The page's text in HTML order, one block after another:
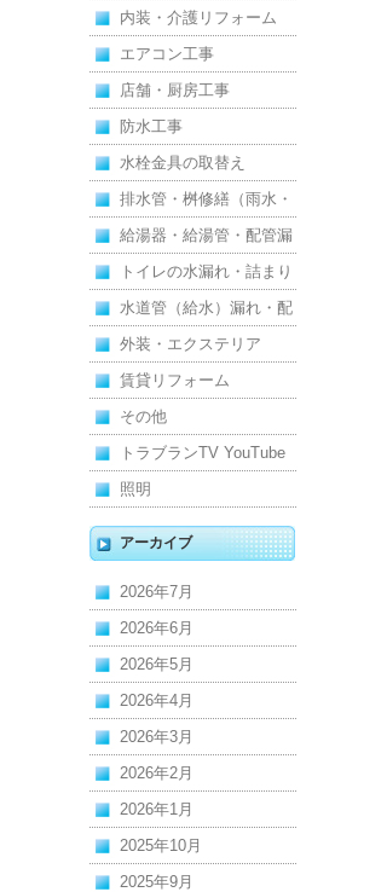
内装・介護リフォーム
エアコン工事
店舗・厨房工事
防水工事
水栓金具の取替え
排水管・桝修繕（雨水・
汚水）
給湯器・給湯管・配管漏
れ
トイレの水漏れ・詰まり
水道管（給水）漏れ・配
管
外装・エクステリア
賃貸リフォーム
その他
トラブランTV YouTube
照明
アーカイブ
2026年7月
2026年6月
2026年5月
2026年4月
2026年3月
2026年2月
2026年1月
2025年10月
2025年9月